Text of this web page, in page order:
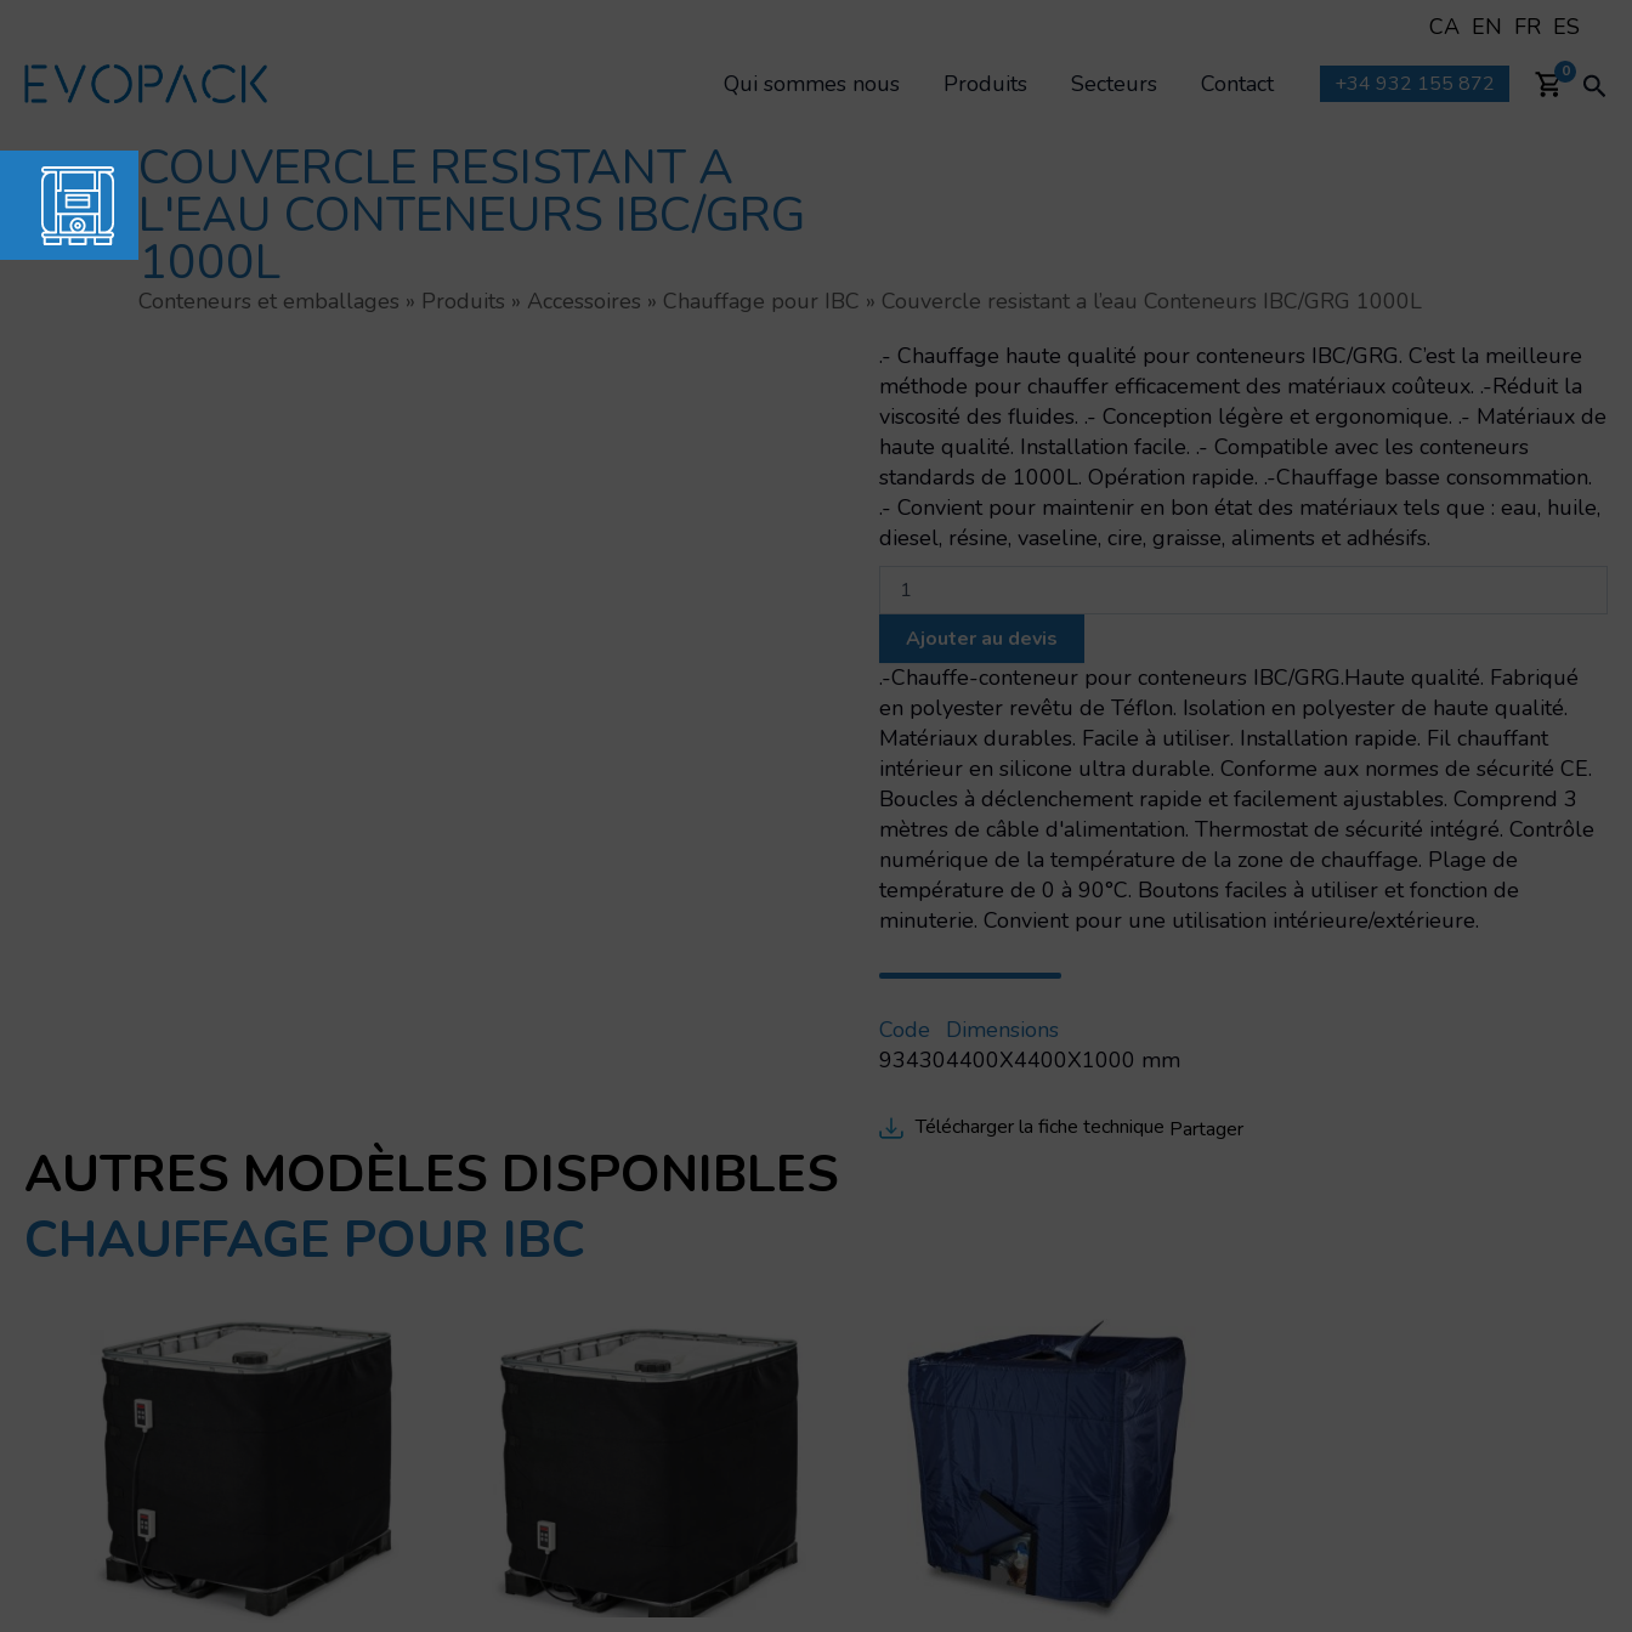
contenu
CA EN FR ES
Qui sommes nous
Produits Secteurs Contact +34 932 155 872 0
COUVERCLE RESISTANT A
L'EAU CONTENEURS IBC/GRG
1000L
Conteneurs et emballages » Produits » Accessoires » Chauffage pour IBC » Couvercle resistant a l’eau Conteneurs IBC/GRG 1000L
.- Chauffage haute qualité pour conteneurs IBC/GRG. C’est la meilleure
méthode pour chauffer efficacement des matériaux coûteux. .-Réduit la
viscosité des fluides. .- Conception légère et ergonomique. .- Matériaux de
haute qualité. Installation facile. .- Compatible avec les conteneurs
standards de 1000L. Opération rapide. .-Chauffage basse consommation.
.- Convient pour maintenir en bon état des matériaux tels que : eau, huile,
diesel, résine, vaseline, cire, graisse, aliments et adhésifs.
resistant
a
Conteneurs
IBC/GRG
1000L
Ajouter au devis
.-Chauffe-conteneur pour conteneurs IBC/GRG.Haute qualité. Fabriqué
en polyester revêtu de Téflon. Isolation en polyester de haute qualité.
Matériaux durables. Facile à utiliser. Installation rapide. Fil chauffant
intérieur en silicone ultra durable. Conforme aux normes de sécurité CE.
Boucles à déclenchement rapide et facilement ajustables. Comprend 3
mètres de câble d'alimentation. Thermostat de sécurité intégré. Contrôle
numérique de la température de la zone de chauffage. Plage de
température de 0 à 90°C. Boutons faciles à utiliser et fonction de
minuterie. Convient pour une utilisation intérieure/extérieure.
Code
93430
Dimensions
4400X4400X1000 mm
Télécharger la fiche technique Partager
AUTRES MODÈLES DISPONIBLES
CHAUFFAGE POUR IBC